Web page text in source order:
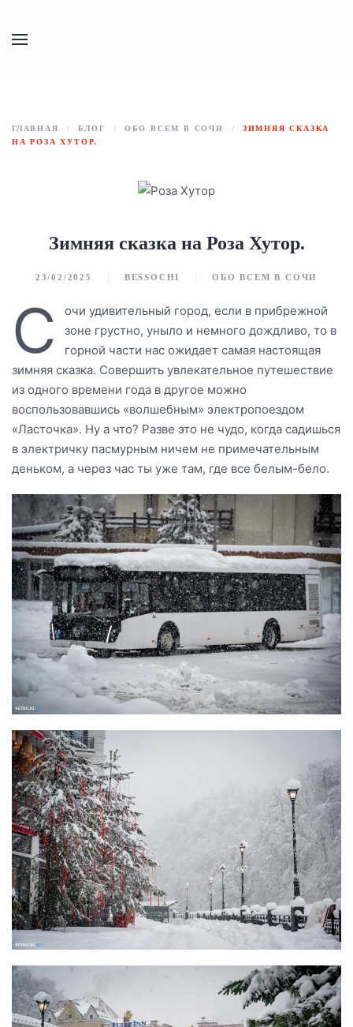
ГЛАВНАЯ БЛОГ ОБО ВСЕМ В СОЧИ
ЗИМНЯЯ СКАЗКА
НА РОЗА ХУТОР.
Зимняя сказка на Роза Хутор.
23/02/2025 BESSOCHI ОБО ВСЕМ В СОЧИ
С
очи удивительный город, если в прибрежной
зоне грустно, уныло и немного дождливо, то в
горной части нас ожидает самая настоящая
зимняя сказка. Совершить увлекательное путешествие
из одного времени года в другое можно
воспользовавшись «волшебным» электропоездом
«Ласточка». Ну а что? Разве это не чудо, когда садишься
в электричку пасмурным ничем не примечательным
деньком, а через час ты уже там, где все белым-бело.